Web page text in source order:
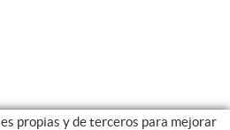
propias y de terceros para mejorar